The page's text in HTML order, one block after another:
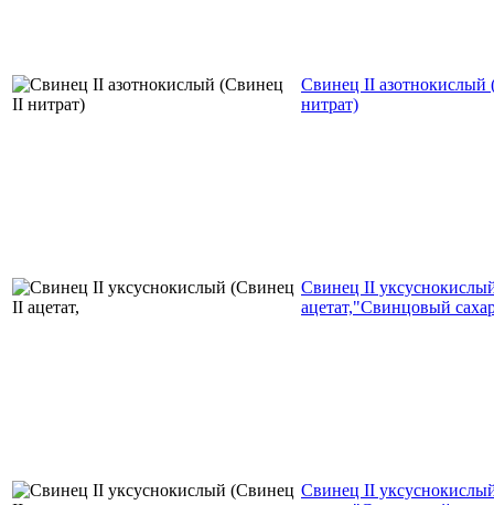
Свинец II азотнокислый
нитрат)
Свинец II
ацетат,"Свинцовый
Свинец II